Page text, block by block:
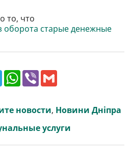
то, что
оборота старые денежные
T
e
g
r
a
m
W
h
s
A
p
p
V
r l
новости, Новини Дніпра
услуги